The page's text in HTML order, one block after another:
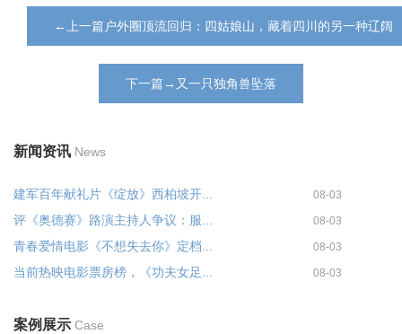
←上一篇户外圈顶流回归：四姑娘山，藏着四川的另一种辽阔
下一篇→又一只独角兽坠落
新闻资讯 News
建军百年献礼片《绽放》西柏坡开... 08-03
评《奥德赛》路演主持人争议：服... 08-03
青春爱情电影《不想失去你》定档... 08-03
当前热映电影票房榜，《功夫女足... 08-03
案例展示 Case